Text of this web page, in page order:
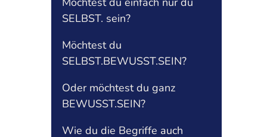
SELBST. sein?
Möchtest du
SELBST.BEWUSST.SEIN?
Oder möchtest du ganz
BEWUSST.SEIN?
Wie du die Begriffe auch